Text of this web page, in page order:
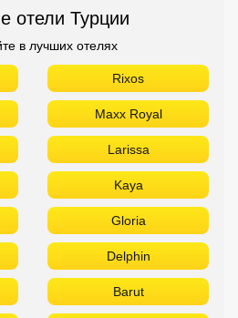
отели Турции
в лучших отелях
Rixos
Maxx Royal
Larissa
Kaya
Gloria
Delphin
Barut